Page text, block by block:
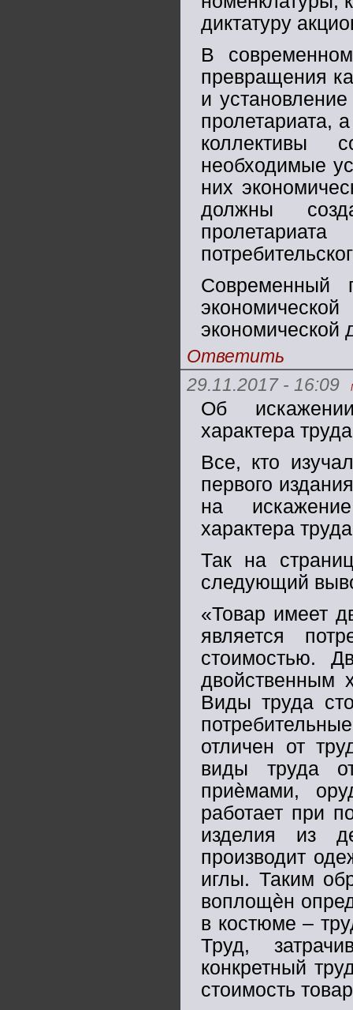
диктатуру
В
превращения
и
пролетариата,
коллективы
необходимые
них
должны
Современный
экономической
Ответить
29.11.2017 - 16:09
Об
характера
Все, кто
первого
на
характера
Так на
следующий
«Товар имеет
является
стоимостью.
двойственным
Виды труда
отличен от
виды труда
приѐмами,
работает при
изделия из
производит
иглы. Таким
воплощѐн
в костюме –
Труд,
конкретный
стоимость